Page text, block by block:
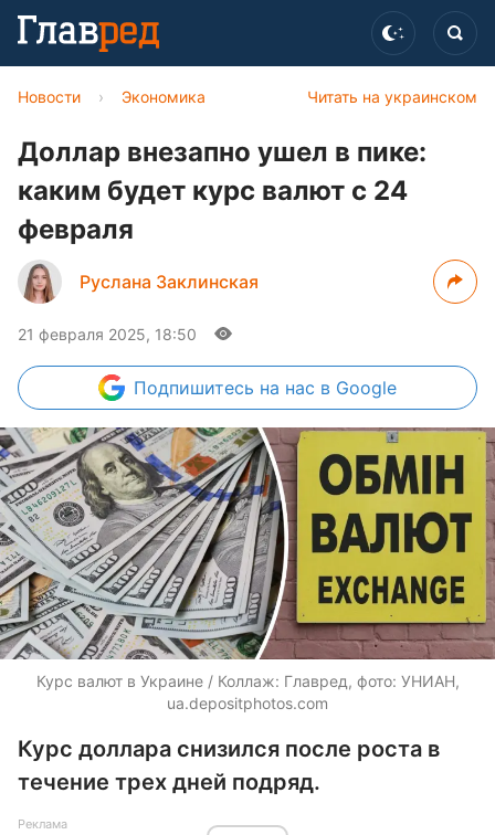
Читать на украинском
Новости › Экономика
Доллар внезапно ушел в пике:
каким будет курс валют с 24
февраля
Руслана Заклинская
21 февраля 2025, 18:50
Подпишитесь на нас в Google
Курс валют в Украине / Коллаж: Главред, фото: УНИАН,
ua.depositphotos.com
Курс доллара снизился после роста в
течение трех дней подряд.
Реклама